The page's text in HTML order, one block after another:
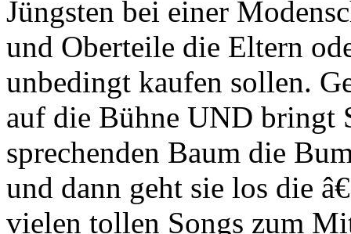
Jüngsten bei einer
und Oberteile die Eltern
unbedingt kaufen sollen.
auf die Bühne UND bringt
sprechenden Baum die
und dann geht sie los die
vielen tollen Songs zum